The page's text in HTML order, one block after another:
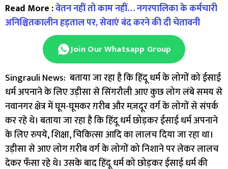
Read More :वेतन नहीं तो काम नहीं… नगरपालिका के कर्मचारी
अनिश्चितकालीन हड़ताल पर, सेवाएं बंद करने की दी चेतावनी
Join Our Whatsapp Group
Singrauli News: बताया जा रहा है कि हिंदू धर्म के लोगों को ईसाई
धर्म अपनाने के लिए उड़ीसा से सिंगरौली आए कुछ लोग लंबे समय से
नवानगर क्षेत्र में घूम-घूमकर ग़रीब और मज़दूर वर्ग के लोगों से संपर्क
कर रहे थे। बताया जा रहा है कि हिंदू धर्म छोड़कर ईसाई धर्म अपनाने
के लिए रुपये, शिक्षा, चिकित्सा आदि का लालच दिया जा रहा था।
उड़ीसा से आए लोग ग़रीब वर्ग के लोगों को निशाने पर लेकर लालच
देकर फँसा रहे थे। उसके बाद हिंदू धर्म को छोड़कर ईसाई धर्म की